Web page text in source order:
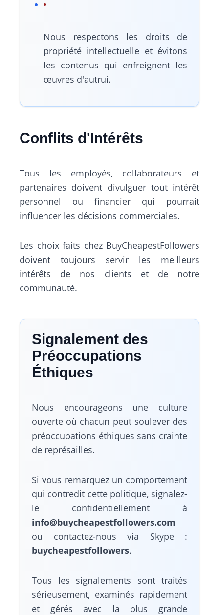
Nous respectons les droits de
propriété intellectuelle et évitons
les contenus qui enfreignent les
œuvres d'autrui.
Conflits d'Intérêts
Tous les employés, collaborateurs et
partenaires doivent divulguer tout intérêt
personnel ou financier qui pourrait
influencer les décisions commerciales.
Les choix faits chez BuyCheapestFollowers
doivent toujours servir les meilleurs
intérêts de nos clients et de notre
communauté.
Signalement des
Préoccupations
Éthiques
Nous encourageons une culture
ouverte où chacun peut soulever des
préoccupations éthiques sans crainte
de représailles.
Si vous remarquez un comportement
qui contredit cette politique, signalez-
le confidentiellement à
info@buycheapestfollowers.com
ou contactez-nous via Skype :
buycheapestfollowers.
Tous les signalements sont traités
sérieusement, examinés rapidement
et gérés avec la plus grande